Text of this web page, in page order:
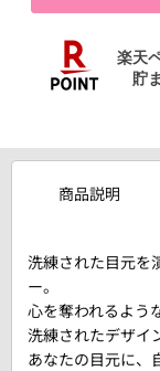
商品説明
洗練された目元を
ー。
心を奪われるよう
洗練されたデザイ
あなたの目元に、